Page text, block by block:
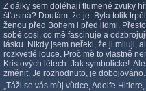
Z dálky sem doléhají tlumené zvuky
šťastná? Doufám, že je. Byla tolik
ženou před Bohem i před lidmi.
sobě cosi, co mě fascinuje a
lásku. Nikdy jsem neřekl, že ji miluji,
rozkvetlé louce. Proč mě to vlastně
Kristových létech. Jak symbolické!
změnit. Je rozhodnuto, je
„Táži se vás můj vůdce, Adolfe